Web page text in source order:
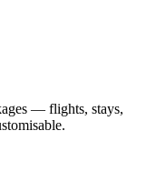
— flights, stays,